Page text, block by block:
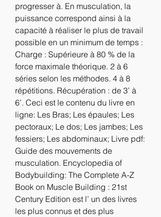
progresser à. En musculation, la
puissance correspond ainsi à la
capacité à réaliser le plus de travail
possible en un minimum de temps :
Charge : Supérieure à 80 % de la
force maximale théorique. 2 à 6
séries selon les méthodes. 4 à 8
répétitions. Récupération : de 3’ à
6’. Ceci est le contenu du livre en
ligne: Les Bras; Les épaules; Les
pectoraux; Le dos; Les jambes; Les
fessiers; Les abdominaux; Livre pdf:
Guide des mouvements de
musculation. Encyclopedia of
Bodybuilding: The Complete A-Z
Book on Muscle Building : 21st
Century Edition est l’ un des livres
les plus connus et des plus